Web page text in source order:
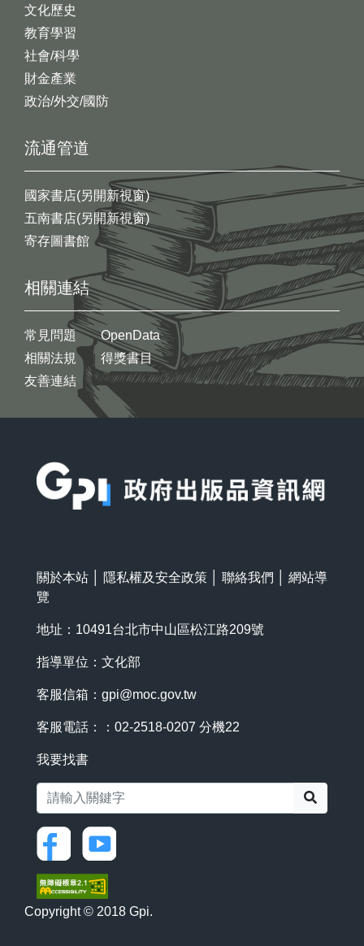
文化歷史
教育學習
社會/科學
財金產業
政治/外交/國防
流通管道
國家書店(另開新視窗)
五南書店(另開新視窗)
寄存圖書館
相關連結
常見問題
相關法規
友善連結
OpenData
得獎書目
關於本站 隱私權及安全政策 聯絡我們
網站導
覽
地址：10491台北市中山區松江路209號
指導單位：文化部
客服信箱： gpi@moc.gov.tw
客服電話：：02-2518-0207 分機22
我要找書
Copyright © 2018 Gpi.